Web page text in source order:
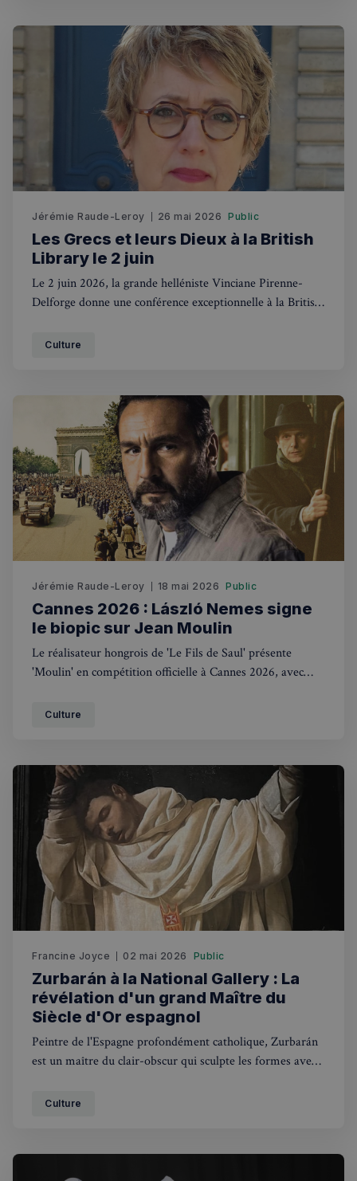
Jérémie Raude-Leroy 26 mai 2026 Public
Les Grecs et leurs Dieux à la British
Library le 2 juin
Le 2 juin 2026, la grande helléniste Vinciane Pirenne-
Delforge donne une conférence exceptionnelle à la British
Culture
Jérémie Raude-Leroy 18 mai 2026 Public
Cannes 2026 : László Nemes signe
le biopic sur Jean Moulin
Le réalisateur hongrois de 'Le Fils de Saul' présente
'Moulin' en compétition officielle à Cannes 2026, avec
Culture
Francine Joyce 02 mai 2026 Public
Zurbarán à la National Gallery : La
révélation d'un grand Maître du
Siècle d'Or espagnol
Peintre de l'Espagne profondément catholique, Zurbarán
est un maître du clair-obscur qui sculpte les formes avec
continue d’influencer les artistes modernes - Manet, Dalí,
Culture